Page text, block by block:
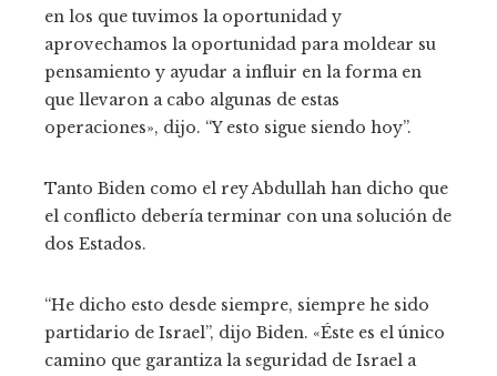
en los que tuvimos la oportunidad y
aprovechamos la oportunidad para moldear su
pensamiento y ayudar a influir en la forma en
que llevaron a cabo algunas de estas
operaciones», dijo. “Y esto sigue siendo hoy”.
Tanto Biden como el rey Abdullah han dicho que
el conflicto debería terminar con una solución de
dos Estados.
“He dicho esto desde siempre, siempre he sido
partidario de Israel”, dijo Biden. «Éste es el único
camino que garantiza la seguridad de Israel a